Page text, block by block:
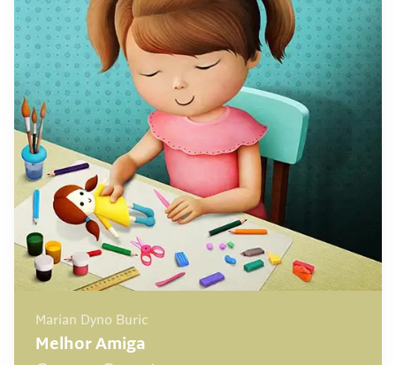
Marian Dyno Buric
Melhor Amiga